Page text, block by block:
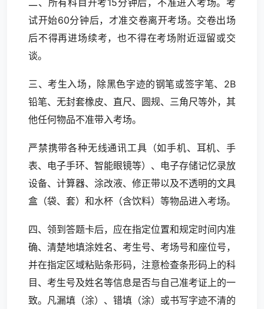
二、所有科目开考15分钟后，不准进入考场。考
试开始60分钟后，才准交卷离开考场。交卷出场
后不得再进场续考，也不得在考场附近逗留或交
谈。
三、考生入场，除黑色字迹的钢笔或签字笔、2B
铅笔、无封套橡皮、直尺、圆规、三角尺等外，其
他任何物品不准带入考场。
严禁携带各种无线通讯工具（如手机、耳机、手
表、电子手环、智能眼镜等）、电子存储记忆录放
设备、计算器、涂改液、修正带以及不透明的文具
盒（袋、套）和水杯（含饮料）等物品进入考场。
四、领到答题卡后，应在指定位置和规定时间内准
确、清楚地填涂姓名、考生号、考场号和座位号，
并在指定区域粘贴条形码，注意检查条形码上的科
目、考生号及姓名等信息是否与自己准考证上的一
致。凡漏填（涂）、错填（涂）或书写字迹不清的